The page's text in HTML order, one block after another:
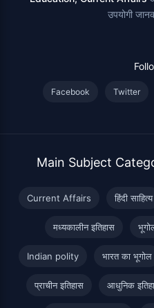
उपयोगी
Facebook Twitter
Main Subject
Current Affairs हिंदी साहित्य
मध्यकालीन इतिहास
Indian polity भारत का भूगोल
प्राचीन इतिहास आधुनिक